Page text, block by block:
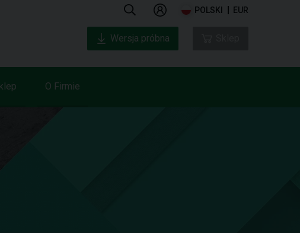
POLSKI EUR
O Firmie
Wersja próbna